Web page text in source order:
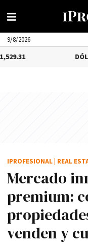
9/8/2026
-1.25%
Mercado
premium:
venden y
IPROFESIONAL REAL